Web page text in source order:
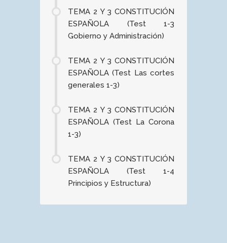
TEMA 2 Y 3 CONSTITUCIÓN
ESPAÑOLA (Test 1-3
Gobierno y Administración)
TEMA 2 Y 3 CONSTITUCIÓN
ESPAÑOLA (Test Las cortes
generales 1-3)
TEMA 2 Y 3 CONSTITUCIÓN
ESPAÑOLA (Test La Corona
1-3)
TEMA 2 Y 3 CONSTITUCIÓN
ESPAÑOLA (Test 1-4
Principios y Estructura)